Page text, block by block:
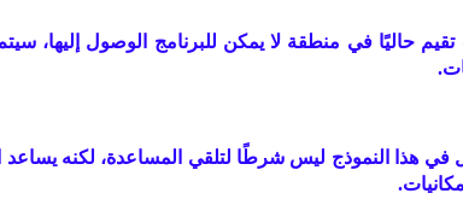
تقيم حاليًا في منطقة لا يمكن للبرنامج الوصول إليها،
في هذا النموذج ليس شرطًا لتلقي المساعدة، لكنه يساعد